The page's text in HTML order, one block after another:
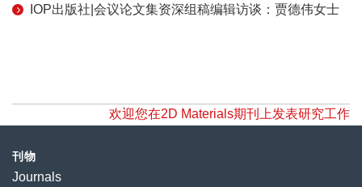
IOP出版社|会议论文集资深组稿编辑访谈：贾德伟女士
欢迎您在2D Materials期刊上发表研究工作
刊物
Journals